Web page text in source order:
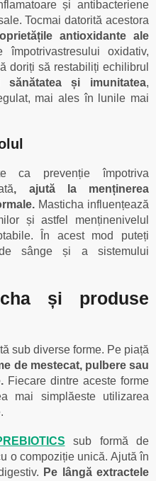
și antibacteriene
Tocmai datorită acestora
antioxidante ale
împotrivastresului oxidativ,
doriți să restabiliți echilibrul
și imunitatea,
mai ales în lunile mai
ca prevenție împotriva
, ajută la menținerea
Masticha influențează
și astfel menținenivelul
În acest mod puteți
sânge și a sistemului
și produse
sub diverse forme. Pe piață
de mestecat, pulbere sau
Fiecare dintre aceste forme
mai simplăeste utilizarea
sub formă de
o compoziție unică. Ajută în
Pe lângă extractele